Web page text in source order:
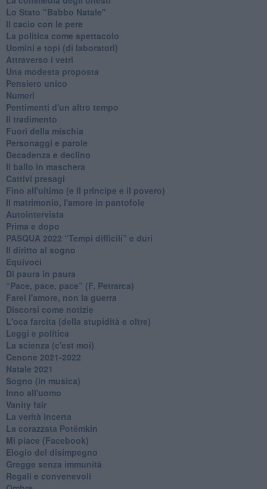
Lo Stato "Babbo Natale"
Il cacio con le pere
La politica come spettacolo
Uomini e topi (di laboratori)
Attraverso i vetri
Una modesta proposta
Pensiero unico
Numeri
Pentimenti d'un altro tempo
Il tradimento
Fuori della mischia
Personaggi e parole
Decadenza e declino
Il ballo in maschera
Cattivi presagi
Fino all'ultimo (e Il principe e il povero)
Il matrimonio, l'amore in pantofole
Autointervista
Prima e dopo
​PASQUA 2022 “Tempi difficili” e duri
Il diritto al sogno
Equivoci
Di paura in paura
​“Pace, pace, pace” (F. Petrarca)
Farei l'amore, non la guerra
Discorsi come notizie
L'oca farcita (della stupidità e oltre)
Leggi e politica
La scienza (c'est moi)
Cenone 2021-2022
Natale 2021
Sogno (in musica)
Inno all'uomo
Vanity fair
La verità incerta
La corazzata Potëmkin
Mi piace (Facebook)
Elogio del disimpegno
Gregge senza immunità
Regali e convenevoli